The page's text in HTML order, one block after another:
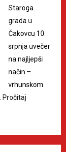
Staroga
grada u
Čakovcu 10.
srpnja uvečer
na najljepši
način –
vrhunskom
Pročitaj